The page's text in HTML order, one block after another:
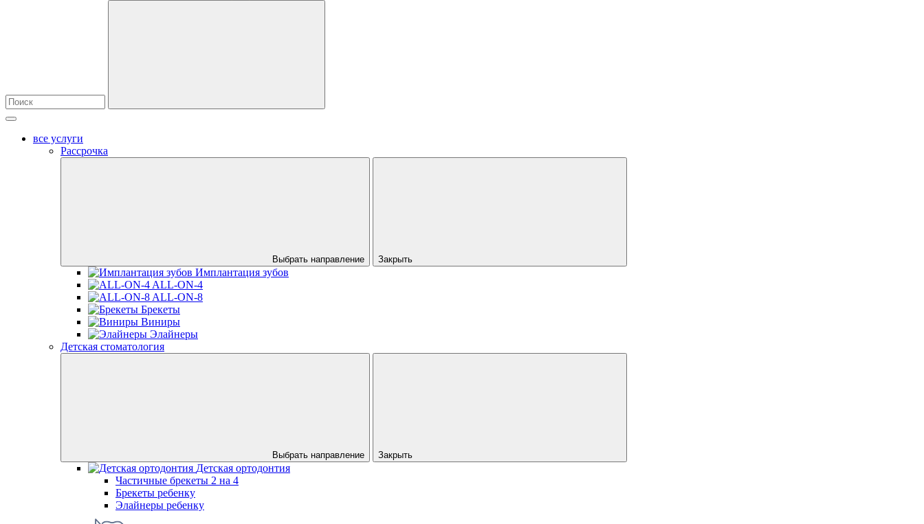
все услуги
Рассрочка
Выбрать направление Закрыть
Имплантация зубов
ALL-ON-4
ALL-ON-8
Брекеты
Виниры
Элайнеры
Детская стоматология
Выбрать направление Закрыть
Детская ортодонтия
Частичные брекеты 2 на 4
Брекеты ребенку
Элайнеры ребенку